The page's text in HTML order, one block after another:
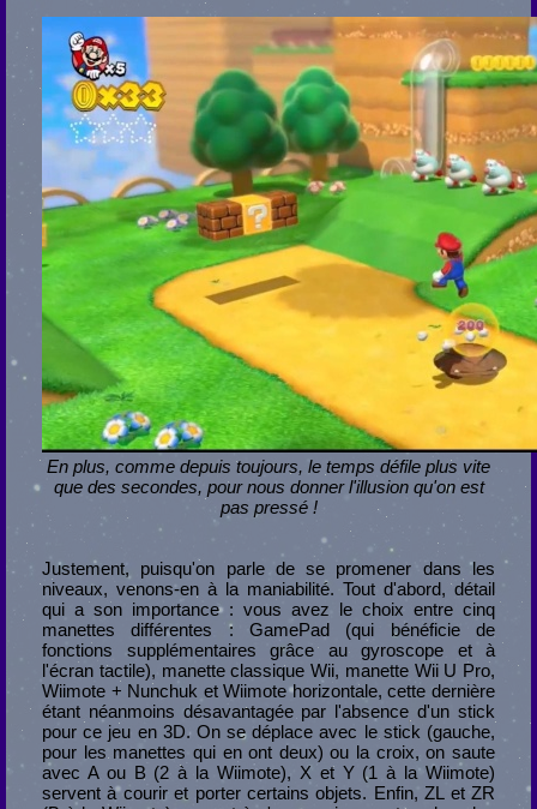
En plus, comme depuis toujours, le temps défile plus vite
que des secondes, pour nous donner l'illusion qu'on est
pas pressé !
Justement, puisqu'on parle de se promener dans les
niveaux, venons-en à la maniabilité. Tout d'abord, détail
qui a son importance : vous avez le choix entre cinq
manettes différentes : GamePad (qui bénéficie de
fonctions supplémentaires grâce au gyroscope et à
l'écran tactile), manette classique Wii, manette Wii U Pro,
Wiimote + Nunchuk et Wiimote horizontale, cette dernière
étant néanmoins désavantagée par l'absence d'un stick
pour ce jeu en 3D. On se déplace avec le stick (gauche,
pour les manettes qui en ont deux) ou la croix, on saute
avec A ou B (2 à la Wiimote), X et Y (1 à la Wiimote)
servent à courir et porter certains objets. Enfin, ZL et ZR